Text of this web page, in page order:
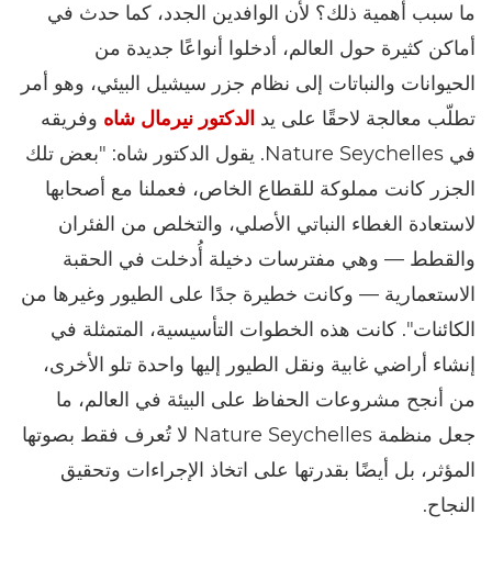
ما سبب أهمية ذلك؟ لأن الوافدين الجدد، كما حدث في
أماكن كثيرة حول العالم، أدخلوا أنواعًا جديدة من
الحيوانات والنباتات إلى نظام جزر سيشيل البيئي، وهو أمر
تطلّب معالجة لاحقًا على يد الدكتور نيرمال شاه وفريقه
في Nature Seychelles. يقول الدكتور شاه: "بعض تلك
الجزر كانت مملوكة للقطاع الخاص، فعملنا مع أصحابها
لاستعادة الغطاء النباتي الأصلي، والتخلص من الفئران
والقطط — وهي مفترسات دخيلة أُدخلت في الحقبة
الاستعمارية — وكانت خطيرة جدًا على الطيور وغيرها من
الكائنات". كانت هذه الخطوات التأسيسية، المتمثلة في
إنشاء أراضي غابية ونقل الطيور إليها واحدة تلو الأخرى،
من أنجح مشروعات الحفاظ على البيئة في العالم، ما
جعل منظمة Nature Seychelles لا تُعرف فقط بصوتها
المؤثر، بل أيضًا بقدرتها على اتخاذ الإجراءات وتحقيق
النجاح.